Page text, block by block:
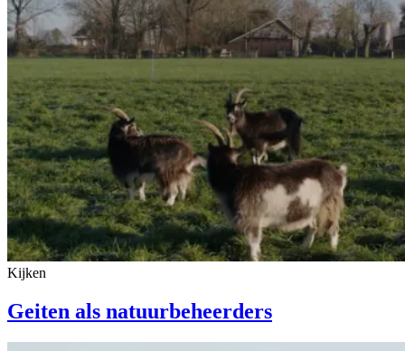
Kijken
Geiten als natuurbeheerders